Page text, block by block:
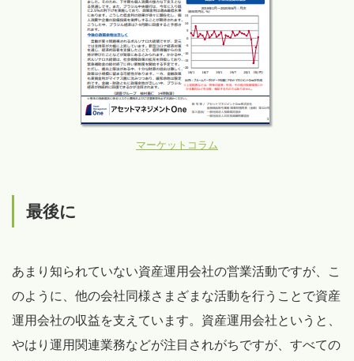
マーケットコラム
最後に
あまり知られていない資産運用会社の営業活動ですが、こ
のように、他の会社同様さまざまな活動を行うことで資産
運用会社の収益を支えています。資産運用会社というと、
やはり運用関連業務などが注目されがちですが、すべての